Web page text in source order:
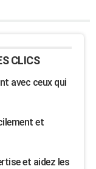
CLICS
avec ceux qui
et
et aidez les